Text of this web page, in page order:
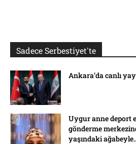
Sadece Serbestiyet'te
Ankara’da canlı
Uygur anne deport
gönderme
yaşındaki